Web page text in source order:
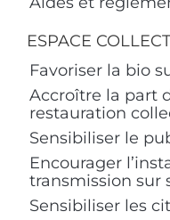
ESPACE
Favoriser la bio
Accroître la part
restauration
Sensibiliser le
Encourager
transmission sur
Sensibiliser les